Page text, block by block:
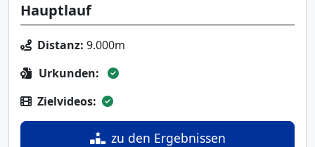
Hauptlauf
Distanz: 9.000m
Urkunden:
Zielvideos:
zu den Ergebnissen